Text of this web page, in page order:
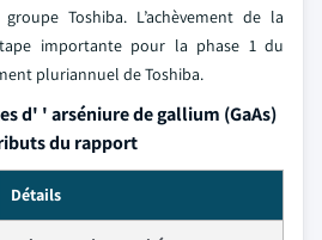
Toshiba. L’achèvement de la
importante pour la phase 1 du
pluriannuel de Toshiba.
d' ' arséniure de gallium (GaAs)
du rapport
Détails